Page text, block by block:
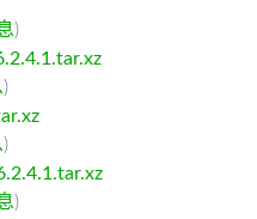
)
)
)
)